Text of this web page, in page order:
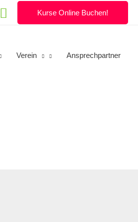
SuchenKurse Online Buchen!
Verein Ansprechpartner